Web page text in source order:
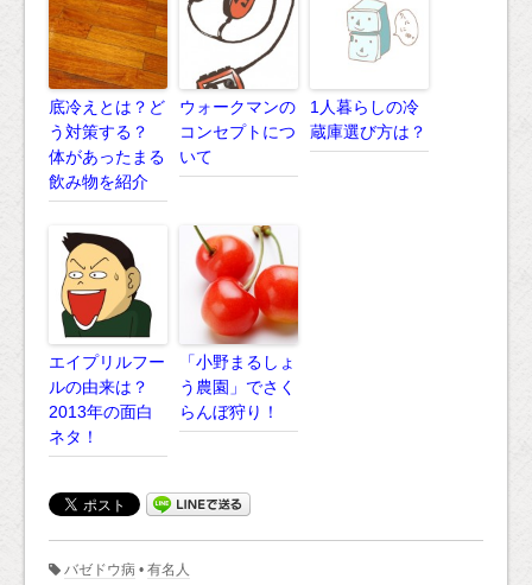
底冷えとは？ど
う対策する？
体があったまる
飲み物を紹介
ウォークマンの
コンセプトにつ
いて
1人暮らしの冷
蔵庫選び方は？
エイプリルフー
ルの由来は？
2013年の面白
ネタ！
「小野まるしょ
う農園」でさく
らんぼ狩り！
バゼドウ病 • 有名人